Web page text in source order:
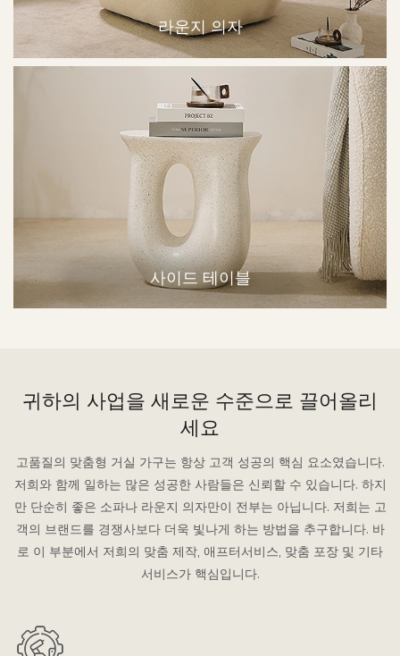
라운지 의자
사이드 테이블
귀하의 사업을 새로운 수준으로 끌어올리
세요
고품질의 맞춤형 거실 가구는 항상 고객 성공의 핵심 요소였습니다.
저희와 함께 일하는 많은 성공한 사람들은 신뢰할 수 있습니다. 하지
만 단순히 좋은 소파나 라운지 의자만이 전부는 아닙니다. 저희는 고
객의 브랜드를 경쟁사보다 더욱 빛나게 하는 방법을 추구합니다. 바
로 이 부분에서 저희의 맞춤 제작, 애프터서비스, 맞춤 포장 및 기타
서비스가 핵심입니다.